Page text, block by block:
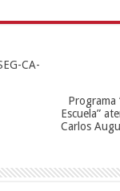
CA-
Programa
Escuela”
Carlos